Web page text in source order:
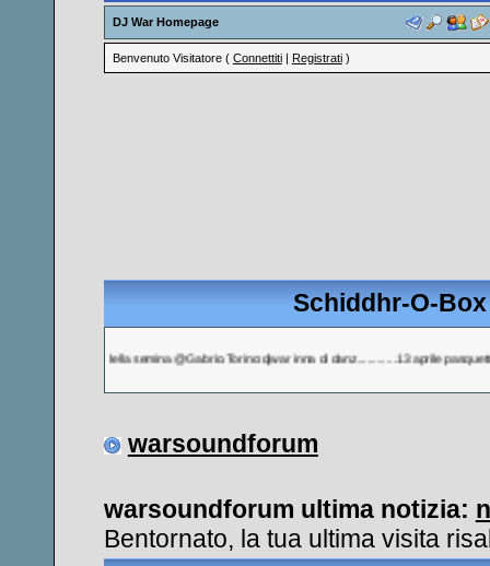
DJ War Homepage
Benvenuto Visitatore ( Connettiti| Registrati)
Schiddhr-O-
2009 festa della semina @Gabrio.Torino:djwar inna di danz............13 aprile pasquetta
warsoundforum
warsoundforum ultima notizia:
Bentornato, la tua ultima visita